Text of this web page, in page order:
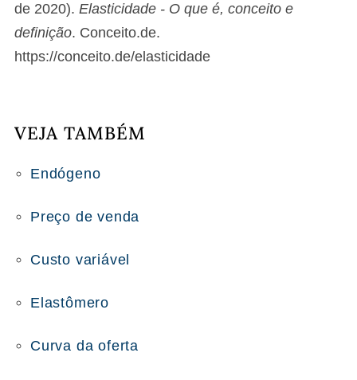
de 2020). Elasticidade - O que é, conceito e
definição. Conceito.de.
https://conceito.de/elasticidade
VEJA TAMBÉM
Endógeno
Preço de venda
Custo variável
Elastômero
Curva da oferta